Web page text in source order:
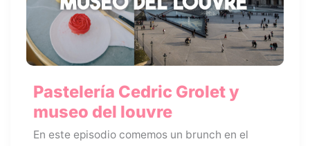
Pastelería Cedric Grolet y
museo del louvre
En este episodio comemos un brunch en el